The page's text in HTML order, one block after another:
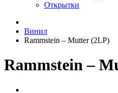
Открытки
Винил
Rammstein – Mutter (2LP)
Rammstein –